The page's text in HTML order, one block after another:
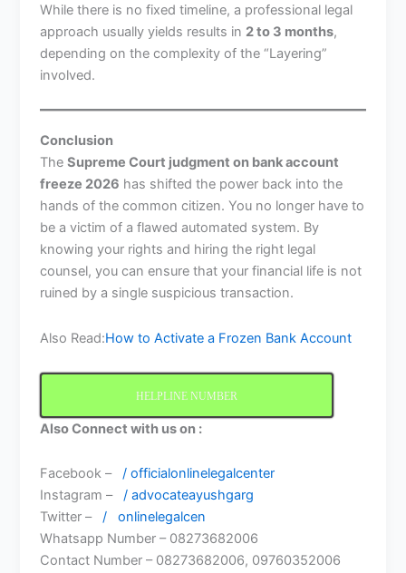
While there is no fixed timeline, a professional legal
approach usually yields results in 2 to 3 months,
depending on the complexity of the “Layering”
involved.
Conclusion
TheSupreme Court judgment on bank account
freeze 2026 has shifted the power back into the
hands of the common citizen. You no longer have to
be a victim of a flawed automated system. By
knowing your rights and hiring the right legal
counsel, you can ensure that your financial life is not
ruined by a single suspicious transaction.
Also Read:How to Activate a Frozen Bank Account
HELPLINE NUMBER
Also Connect with us on :
Facebook –
/ officialonlinelegalcenter
Instagram –
/ advocateayushgarg
Twitter –
/onlinelegalcen
Whatsapp Number – 08273682006
Contact Number – 08273682006, 09760352006